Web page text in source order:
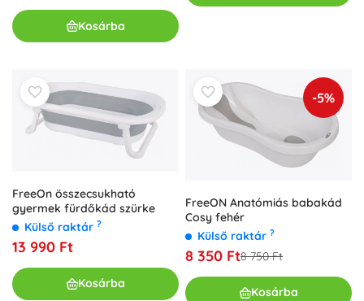
Kosárba
FreeOn összecsukható
gyermek fürdőkád szürke
Külső raktár ?
13 990 Ft
Kosárba
-5%
FreeON Anatómiás babakád
Cosy fehér
Külső raktár ?
8 350 Ft8 750 Ft
Kosárba